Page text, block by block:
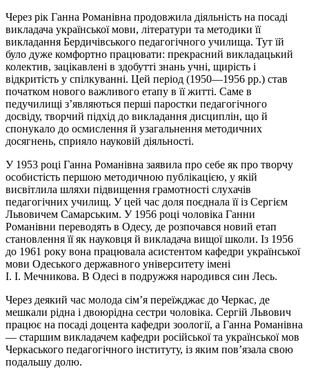
Через рік Ганна Романівна продовжила діяльність на посаді
викладача української мови, літератури та методики її
викладання Бердичівського педагогічного училища. Тут їй
було дуже комфортно працювати: прекрасний викладацький
колектив, зацікавлені в здобутті знань учні, щирість і
відкритість у спілкуванні. Цей період (1950—1956 рр.) став
початком нового важливого етапу в її житті. Саме в
педучилищі з’являються перші паростки педагогічного
досвіду, творчий підхід до викладання дисциплін, що й
спонукало до осмислення й узагальнення методичних
досягнень, сприяло науковій діяльності.
У 1953 році Ганна Романівна заявила про себе як про творчу
особистість першою методичною публікацією, у якій
висвітлила шляхи підвищення грамотності слухачів
педагогічних училищ. У цей час доля поєднала її із Сергієм
Львовичем Самарським. У 1956 році чоловіка Ганни
Романівни переводять в Одесу, де розпочався новий етап
становлення її як науковця й викладача вищої школи. Із 1956
до 1961 року вона працювала асистентом кафедри української
мови Одеського державного університету імені
І. І. Мечникова. В Одесі в подружжя народився син Лесь.
Через деякий час молода сім’я переїжджає до Черкас, де
мешкали рідна і двоюрідна сестри чоловіка. Сергій Львович
працює на посаді доцента кафедри зоології, а Ганна Романівна
— старшим викладачем кафедри російської та української мов
Черкаського педагогічного інституту, із яким пов’язала свою
подальшу долю.